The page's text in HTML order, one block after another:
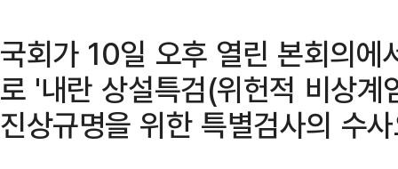
국회가 10일 오후 열린 본회의에
로 '내란 상설특검(위헌적 비상
진상규명을 위한 특별검사의 수